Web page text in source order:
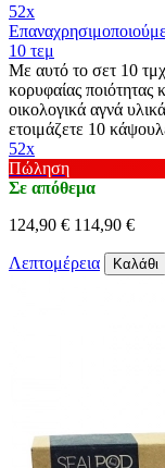
52x
10 τεμ
Με αυτό το σετ 10
κορυφαίας ποιότητας
οικολογικά αγνά
ετοιμάζετε 10
52x
Πώληση
Σε απόθεμα
124,90 € 114,90 €
Λεπτομέρεια Καλάθι